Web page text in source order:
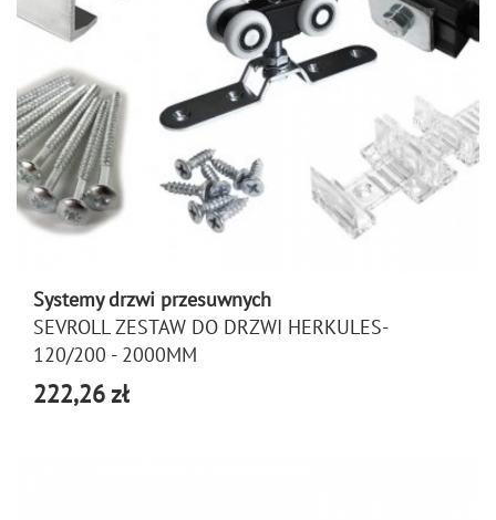
Systemy drzwi przesuwnych
SEVROLL ZESTAW DO DRZWI HERKULES-
120/200 - 2000MM
222,26 zł